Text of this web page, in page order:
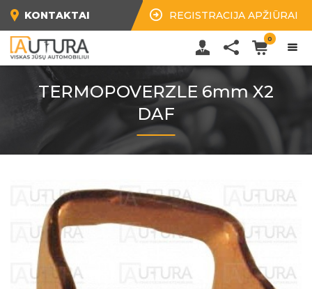
KONTAKTAI REGISTRACIJA APŽIŪRAI
0
TERMOPOVERZLE 6mm X2
DAF